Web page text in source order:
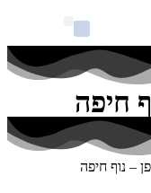
חיפה
– נוף חיפה